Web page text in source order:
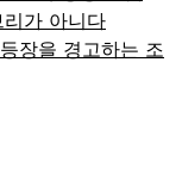
가 아니다
장을 경고하는 조